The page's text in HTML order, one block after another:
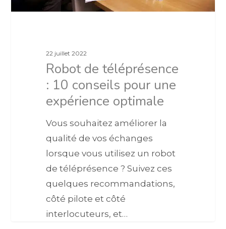
22 juillet 2022
Robot de téléprésence
: 10 conseils pour une
expérience optimale
Vous souhaitez améliorer la
qualité de vos échanges
lorsque vous utilisez un robot
de téléprésence ? Suivez ces
quelques recommandations,
côté pilote et côté
interlocuteurs, et…